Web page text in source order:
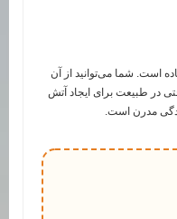
است. شما می‌توانید از آن
در طبیعت برای ایجاد آتش
مدرن است.